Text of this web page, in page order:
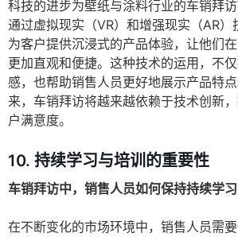
科技的进步为壁纸与涂料行业的车销拜访
通过虚拟现实（VR）和增强现实（AR）
为客户提供沉浸式的产品体验，让他们
更加直观和便捷。这种技术的运用，不
感，也帮助销售人员更好地展示产品特
来，车销拜访将越来越依赖于技术创新
户满意度。
10. 持续学习与培训的重要性
车销拜访中，销售人员如何保持持续学习
在不断变化的市场环境中，销售人员需